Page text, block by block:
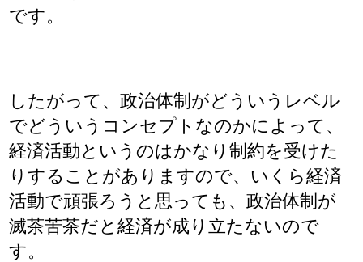
です。
したがって、政治体制がどういうレベル
でどういうコンセプトなのかによって、
経済活動というのはかなり制約を受けた
りすることがありますので、いくら経済
活動で頑張ろうと思っても、政治体制が
滅茶苦茶だと経済が成り立たないので
す。